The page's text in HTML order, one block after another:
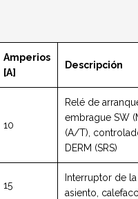
Amperios
[A]
Descripción
10
Relé de
embrague SW
(A/T),
DERM (SRS)
15
Interruptor de
asiento,